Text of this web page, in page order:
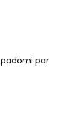
padomi par